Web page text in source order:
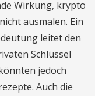
Wirkung, krypto
ausmalen. Ein
leitet den
Schlüssel
jedoch
Auch die